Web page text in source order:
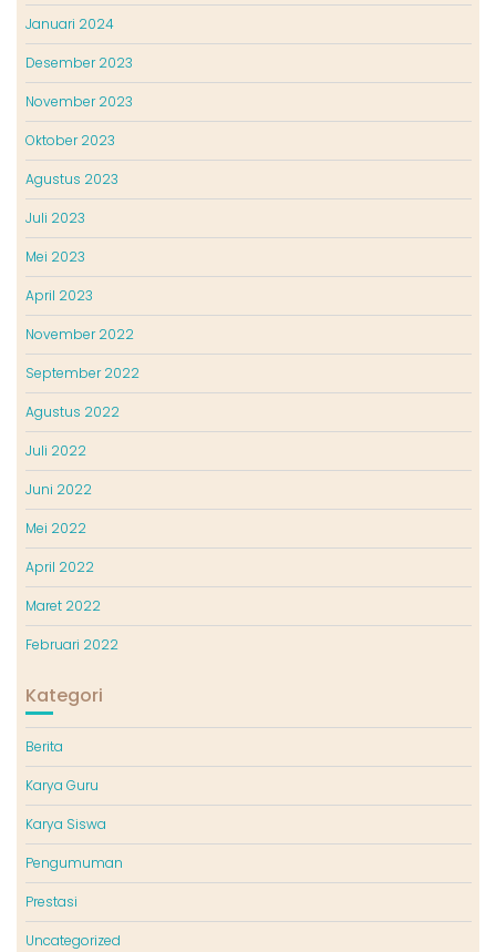
Januari 2024
Desember 2023
November 2023
Oktober 2023
Agustus 2023
Juli 2023
Mei 2023
April 2023
November 2022
September 2022
Agustus 2022
Juli 2022
Juni 2022
Mei 2022
April 2022
Maret 2022
Februari 2022
Kategori
Berita
Karya Guru
Karya Siswa
Pengumuman
Prestasi
Uncategorized